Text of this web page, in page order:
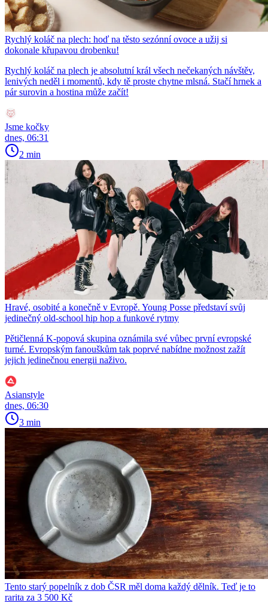
Rychlý koláč na plech: hoď na těsto sezónní ovoce a užij si
dokonale křupavou drobenku!
Rychlý koláč na plech je absolutní král všech nečekaných návštěv,
lenivých neděl i momentů, kdy tě proste chytne mlsná. Stačí hrnek a
pár surovin a hostina může začít!
Jsme kočky
dnes, 06:31
2 min
Hravé, osobité a konečně v Evropě. Young Posse představí svůj
jedinečný old-school hip hop a funkové rytmy
Pětičlenná K-popová skupina oznámila své vůbec první evropské
turné. Evropským fanouškům tak poprvé nabídne možnost zažít
jejich jedinečnou energii naživo.
Asianstyle
dnes, 06:30
3 min
Tento starý popelník z dob ČSR měl doma každý dělník. Teď je to
rarita za 3 500 Kč